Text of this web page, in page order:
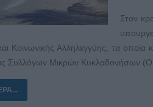
Στον
Κοινωνικής Αλληλεγγύης, τα
Συλλόγων Μικρών Κυκλαδονήσων